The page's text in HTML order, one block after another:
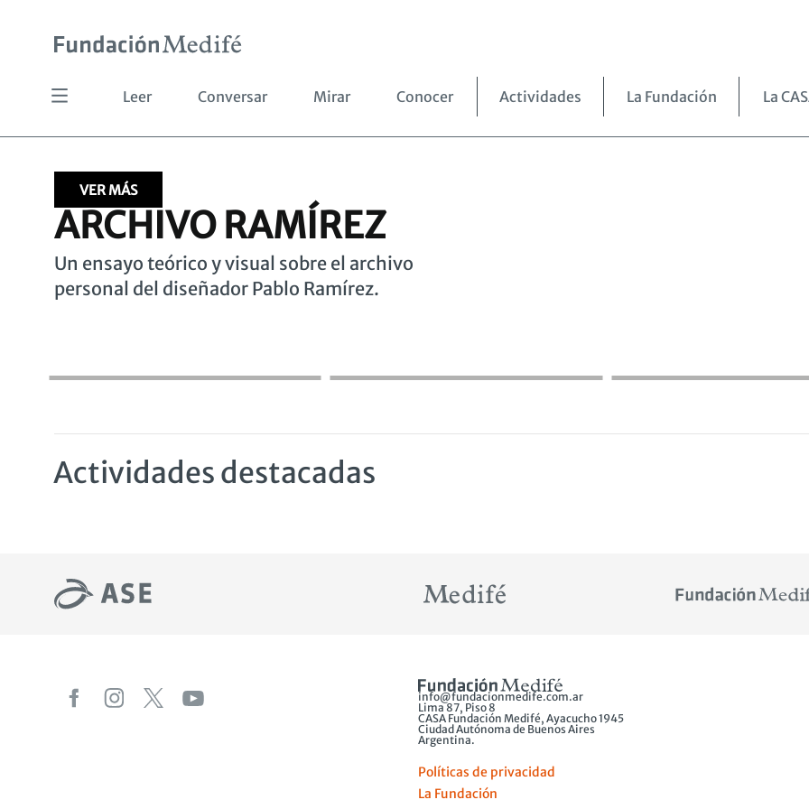
contenido
Leer
Conversar Mirar Conocer Actividades La Fundación La
Un ensayo teórico y visual sobre el archivo
personal del diseñador Pablo Ramírez.
ARCHIVO RAMÍREZ
VER MÁS
Actividades destacadas
info@fundacionmedife.com.ar
Lima 87, Piso 8
CASA Fundación Medifé, Ayacucho 1945
Ciudad Autónoma de Buenos Aires
Argentina.
Políticas de privacidad
La Fundación